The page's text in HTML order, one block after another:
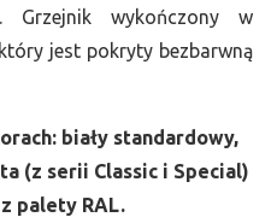
Grzejnik wykończony w
jest pokryty bezbarwną
biały standardowy,
(z serii Classic i Special)
palety RAL.